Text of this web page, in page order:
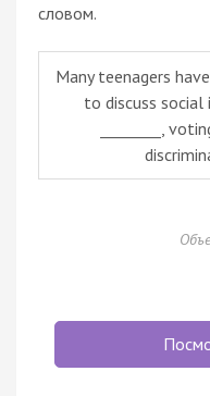
словом.
Many teenagers
to discuss social
________,